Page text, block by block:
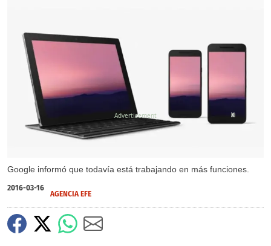
Google informó que todavía está trabajando en más funciones.
X
2016-03-16
AGENCIA EFE